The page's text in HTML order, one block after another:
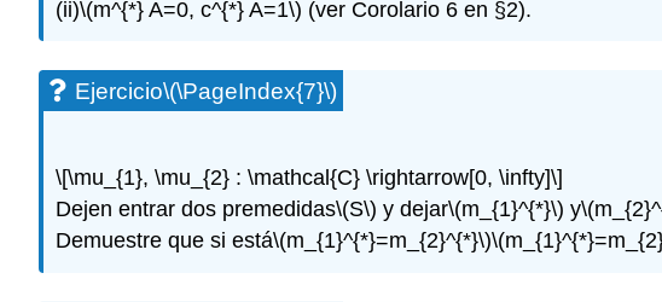
(ii)\(m^{*} A=0, c^{*} A=1\) (ver Corolario 6 en §2).
Ejercicio\(\PageIndex{7}\)
\[\mu_{1}, \mu_{2} : \mathcal{C} \rightarrow[0, \infty]\]
Dejen entrar dos premedidas\(S\) y dejar\(m_{1}^{*}\) y
Demuestre que si está\(m_{1}^{*}=m_{2}^{*}\)